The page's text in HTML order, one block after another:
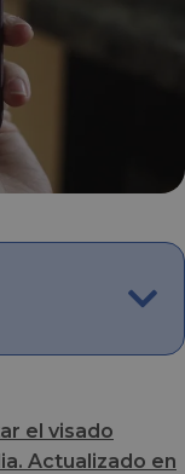
el visado
Actualizado en